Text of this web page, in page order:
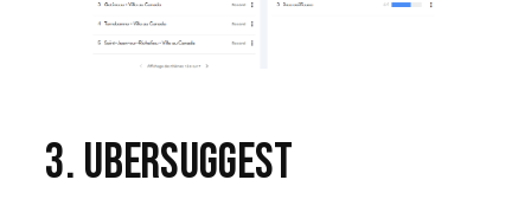
3. Ubersuggest